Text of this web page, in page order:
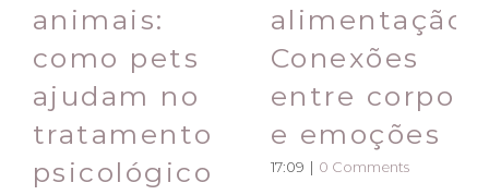
animais:
como pets
ajudam no
tratamento
psicológico
alimentação:
Conexões
entre corpo
e emoções
17:09 | 0 Comments